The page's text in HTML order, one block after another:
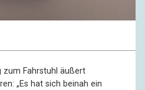
Fahrstuhl äußert
„Es hat sich beinah ein